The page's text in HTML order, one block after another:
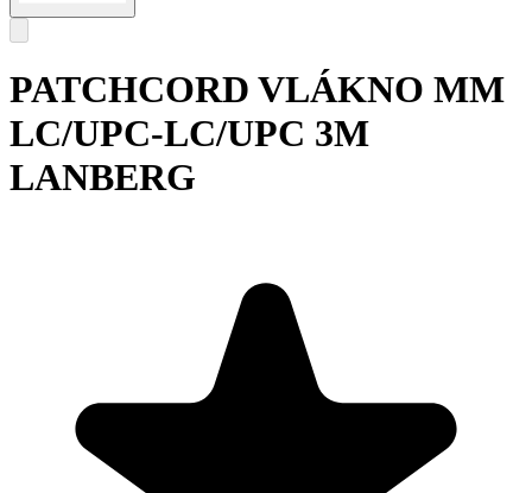
PATCHCORD VLÁKNO MM
LC/UPC-LC/UPC 3M
LANBERG